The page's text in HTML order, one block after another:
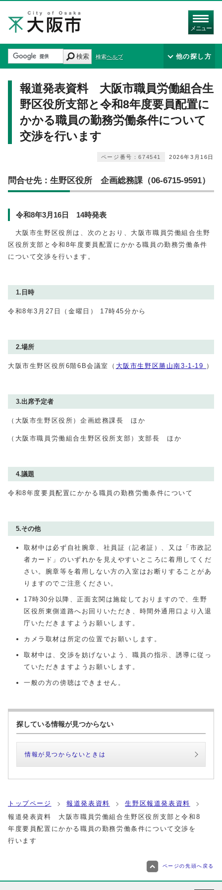
メニュー
検索 検索ヘルプ 他の探し方
報道発表資料 大阪市職員労働組合生
野区役所支部と令和8年度要員配置に
かかる職員の勤務労働条件について
交渉を行います
2026年3月16日
ページ番号：674541
問合せ先：生野区役所 企画総務課（06-6715-9591）
令和8年3月16日 14時発表
大阪市生野区役所は、次のとおり、大阪市職員労働組合生野
区役所支部と令和8年度要員配置にかかる職員の勤務労働条件
について交渉を行います。
1.日時
令和8年3月27日（金曜日） 17時45分から
2.場所
大阪市生野区役所6階6B会議室（ 大阪市生野区勝山南3-1-19 ）
3.出席予定者
（大阪市生野区役所）企画総務課長 ほか
（大阪市職員労働組合生野区役所支部）支部長 ほか
4.議題
令和8年度要員配置にかかる職員の勤務労働条件について
5.その他
取材中は必ず自社腕章、社員証（記者証）、又は「市政記
者カード」のいずれかを見えやすいところに着用してくだ
さい。腕章等を着用しない方の入室はお断りすることがあ
りますのでご注意ください。
17時30分以降、正面玄関は施錠しておりますので、生野
区役所東側道路へお回りいただき、時間外通用口より入退
庁いただきますようお願いします。
カメラ取材は所定の位置でお願いします。
取材中は、交渉を妨げないよう、職員の指示、誘導に従っ
ていただきますようお願いします。
一般の方の傍聴はできません。
探している情報が見つからない
情報が見つからないときは
トップページ 報道発表資料
生野区報道発表資料
報道発表資料 大阪市職員労働組合生野区役所支部と令和8
年度要員配置にかかる職員の勤務労働条件について交渉を
行います
ページの先頭へ戻る